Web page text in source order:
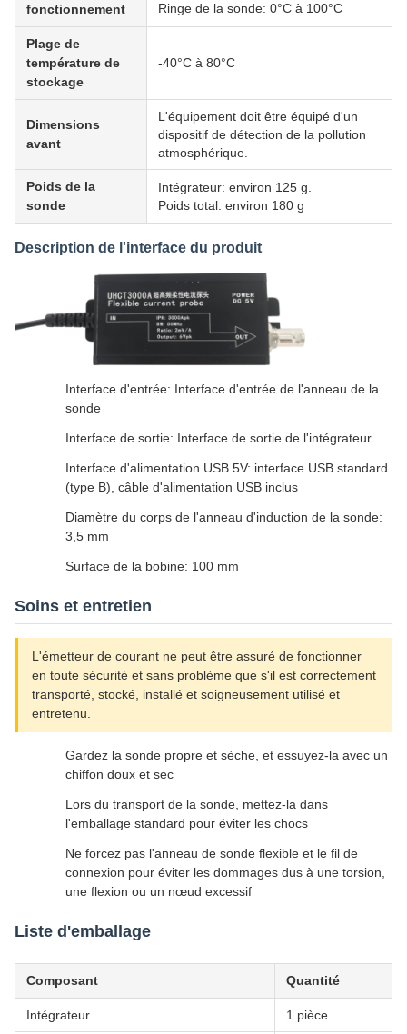
fonctionnement
Ringe de la sonde: 0°C à 100°C
Plage de
température de
stockage
-40°C à 80°C
Dimensions
avant
L'équipement doit être équipé d'un
dispositif de détection de la pollution
atmosphérique.
Poids de la
sonde
Intégrateur: environ 125 g.
Poids total: environ 180 g
Description de l'interface du produit
Interface d'entrée: Interface d'entrée de l'anneau de la
sonde
Interface de sortie: Interface de sortie de l'intégrateur
Interface d'alimentation USB 5V: interface USB standard
(type B), câble d'alimentation USB inclus
Diamètre du corps de l'anneau d'induction de la sonde:
3,5 mm
Surface de la bobine: 100 mm
Soins et entretien
L'émetteur de courant ne peut être assuré de fonctionner
en toute sécurité et sans problème que s'il est correctement
transporté, stocké, installé et soigneusement utilisé et
entretenu.
Gardez la sonde propre et sèche, et essuyez-la avec un
chiffon doux et sec
Lors du transport de la sonde, mettez-la dans
l'emballage standard pour éviter les chocs
Ne forcez pas l'anneau de sonde flexible et le fil de
connexion pour éviter les dommages dus à une torsion,
une flexion ou un nœud excessif
Liste d'emballage
Composant Quantité
Intégrateur 1 pièce